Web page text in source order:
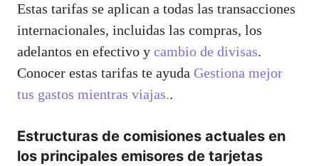
Estas tarifas se aplican a todas las transacciones
internacionales, incluidas las compras, los
adelantos en efectivo y cambio de divisas.
Conocer estas tarifas te ayuda Gestiona mejor
tus gastos mientras viajas..
Estructuras de comisiones actuales en
los principales emisores de tarjetas